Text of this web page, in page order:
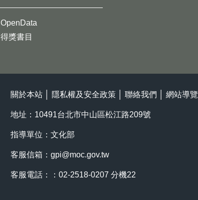
OpenData
得獎書目
關於本站 隱私權及安全政策 聯絡我們 網站導覽
地址：10491台北市中山區松江路209號
指導單位：文化部
客服信箱： gpi@moc.gov.tw
客服電話：：02-2518-0207 分機22